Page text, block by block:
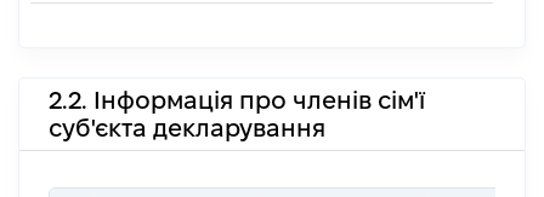
2.2. Інформація про членів сім'ї
суб'єкта декларування